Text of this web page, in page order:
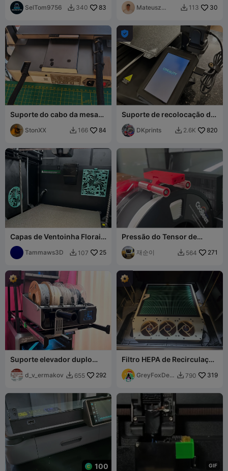
Conector Rápido V2
SelTom9756  340 83
Tamanhos (3-35mm)
Mateusz
 113 30
Suporte do cabo da mesa
aquecida Creality Hi
StonXX  166 84

Suporte de recolocação do
ecrã Ender 3 V3 KE
DKprints  2.6K 820
Capas de Ventoinha Florais
do Modelo Padrão K2 -
NÃO PARA K2 Pro ou Plus
Tammaws3D  107 25
Pressão do Tensor de
Bobina para Atualização do
Creality CFS
재순이  564 271
Suporte elevador duplo
CFS K2+ com trilhos
deslizantes
d_v_ermakov  655 292
Filtro HEPA de Recirculação
ULTIMATE para K2 Plus
GreyFoxDesi  790 319
100
GIF